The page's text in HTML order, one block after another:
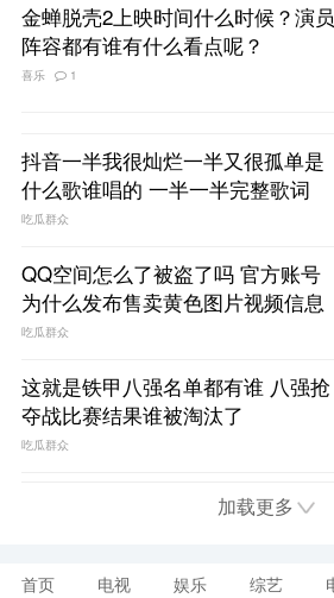
金蝉脱壳2上映时间什么时候？演员
阵容都有谁有什么看点呢？
喜乐 1
抖音一半我很灿烂一半又很孤单是
什么歌谁唱的 一半一半完整歌词
吃瓜群众
QQ空间怎么了被盗了吗 官方账号
为什么发布售卖黄色图片视频信息
吃瓜群众
这就是铁甲八强名单都有谁 八强抢
夺战比赛结果谁被淘汰了